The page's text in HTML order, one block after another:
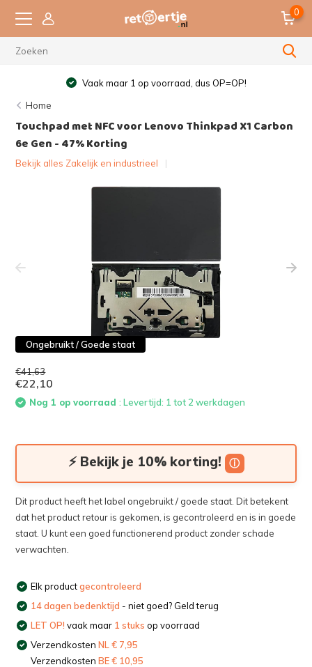
0
Vaak maar 1 op voorraad, dus OP=OP!
Home
Touchpad met NFC voor Lenovo Thinkpad X1 Carbon
6e Gen - 47% Korting
Bekijk alles Zakelijk en industrieel
Ongebruikt / Goede staat
€41,63
€22,10
Nog 1 op voorraad: Levertijd: 1 tot 2 werkdagen
⚡ Bekijk je 10% korting! ⓘ
Dit product heeft het label ongebruikt / goede staat. Dit betekent
dat het product retour is gekomen, is gecontroleerd en is in goede
staat. U kunt een goed functionerend product zonder schade
verwachten.
Elk productgecontroleerd
14 dagen bedenktijd - niet goed? Geld terug
LET OP! vaak maar 1 stuks op voorraad
VerzendkostenNL € 7,95
VerzendkostenBE € 10,95